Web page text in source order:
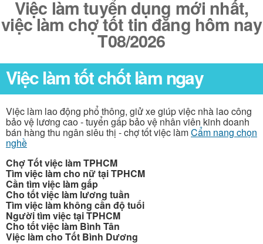
Việc làm tuyển dụng mới nhất,
việc làm chợ tốt tin đăng hôm nay
T08/2026
Việc làm tốt chốt làm ngay
Việc làm lao động phổ thông, giử xe giúp việc nhà lao công
bảo vệ lương cao - tuyển gấp bảo vệ nhân viên kinh doanh
bán hàng thu ngân siêu thị - chợ tốt việc làmCẩm nang chọn
nghề
Chợ Tốt việc làm TPHCM
Tìm việc làm cho nữ tại TPHCM
Cần tìm việc làm gấp
Cho tốt việc làm lương tuần
Tìm việc làm không cần độ tuổi
Người tìm việc tại TPHCM
Cho tốt việc làm Bình Tân
Việc làm cho Tốt Bình Dương